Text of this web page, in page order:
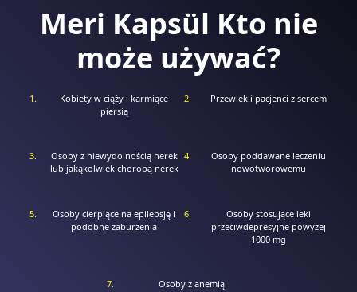
Meri Kapsül Kto nie
może używać?
Kobiety w ciąży i karmiące
piersią
Przewlekli pacjenci z sercem
Osoby z niewydolnością nerek
lub jakąkolwiek chorobą nerek
Osoby poddawane leczeniu
nowotworowemu
Osoby cierpiące na epilepsję i
podobne zaburzenia
Osoby stosujące leki
przeciwdepresyjne powyżej
1000 mg
Osoby z anemią